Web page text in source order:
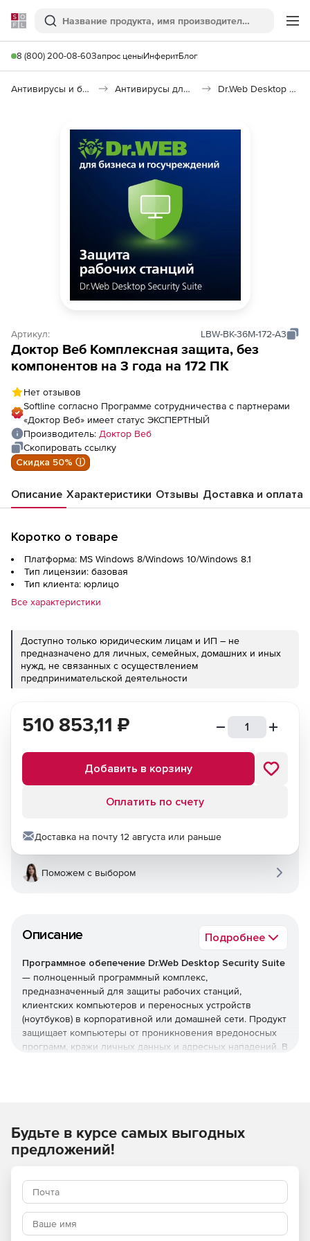
Softline
Поиск
8 (800) 200-08-60Запрос ценыИнферитБлог
Антивирусы и безопасность Антивирусы для организаций Dr.Web Desktop Security Suite
Артикул: LBW-BK-36M-172-A3
Доктор Веб Комплексная защита, без
компонентов на 3 года на 172 ПК
Нет отзывов
Softline согласно Программе сотрудничества с партнерами
«Доктор Веб» имеет статус ЭКСПЕРТНЫЙ
Производитель: Доктор Веб
Скопировать ссылку
Скидка 50% ⓘ
Описание Характеристики Отзывы Доставка и оплата
Коротко о товаре
Платформа: MS Windows 8/Windows 10/Windows 8.1
Тип лицензии: базовая
Тип клиента: юрлицо
Все характеристики
Доступно только юридическим лицам и ИП – не
предназначено для личных, семейных, домашних и иных
нужд, не связанных с осуществлением
предпринимательской деятельности
Описание Подробнее
Программное обепечение Dr.Web Desktop Security Suite
— полноценный программный комплекс,
предназначенный для защиты рабочих станций,
клиентских компьютеров и переносных устройств
(ноутбуков) в корпоративной или домашней сети. Продукт
защищает компьютеры от проникновения вредоносных
программ, кражи личных данных и адресных нападений. В
Преимущества Dr.Web Desktop
Наличие сертификатов
Dr.Web Desktop Security Suite имеет сертификаты
соответствия ФСТЭК России и ФСБ. Это означает, что
510 853,11 ₽
Добавить в корзину
Оплатить по счету
Доставка на почту 12 августа или раньше
Поможем с выбором
Будьте в курсе самых выгодных
предложений!